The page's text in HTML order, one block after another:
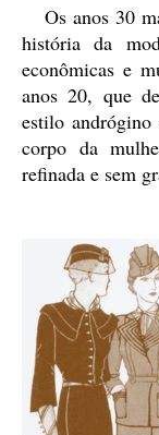
Os anos 30
história da
econômicas e
anos 20, que
estilo andrógino
corpo da
refinada e sem